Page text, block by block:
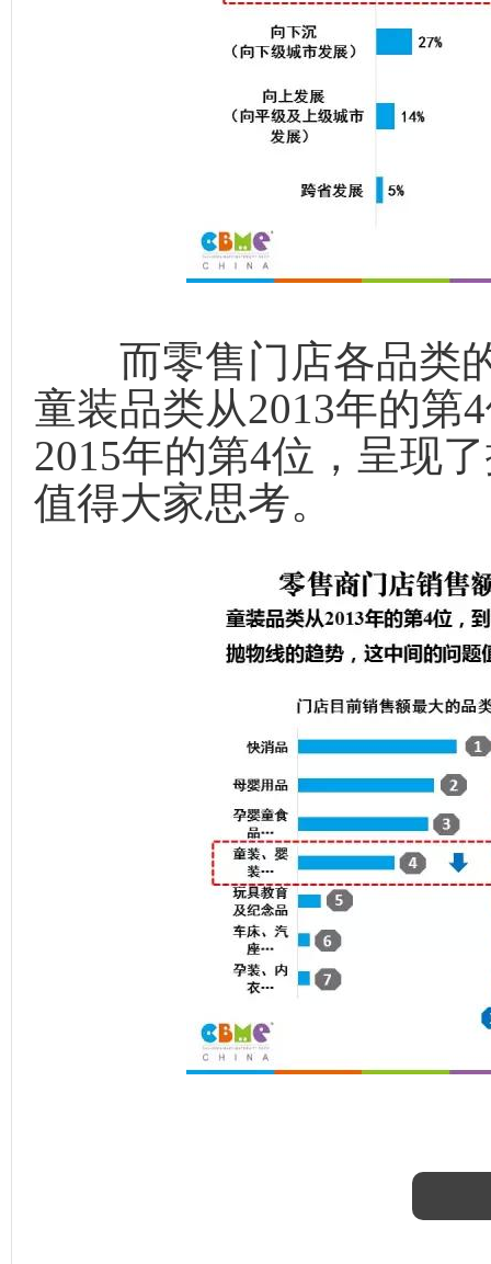
而零售门店各品类的
童装品类从2013年的第
2015年的第4位，呈现
值得大家思考。